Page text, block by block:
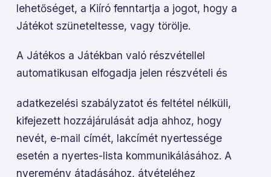
lehetőséget, a Kiíró fenntartja a jogot, hogy a
Játékot szüneteltesse, vagy törölje.
A Játékos a Játékban való részvétellel
automatikusan elfogadja jelen részvételi és
adatkezelési szabályzatot és feltétel nélküli,
kifejezett hozzájárulását adja ahhoz, hogy
nevét, e-mail címét, lakcímét nyertessége
esetén a nyertes-lista kommunikálásához. A
nyeremény átadásához, átvételéhez